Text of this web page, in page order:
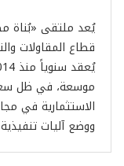
يُعد ملتقى «بُناة
قطاع المقاولات
موسعة، في ظل
الاستثمارية في
ووضع آليات